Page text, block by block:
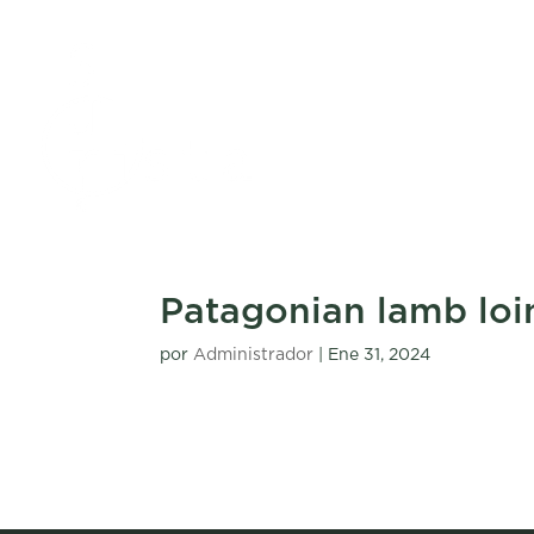
Patagonian lamb
porAdministrador Ene 31, 2024